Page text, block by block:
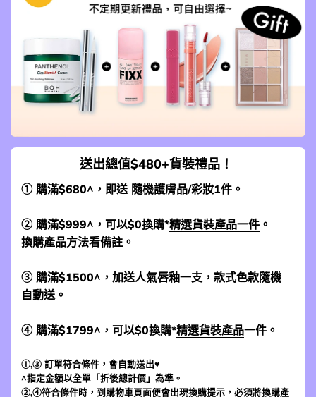
送出總值$480+貨裝禮品！
① 購滿$680^，即送 隨機護膚品/彩妝1件。
② 購滿$999^，可以$0換購*精選貨裝產品一件 。
換購產品方法看備註。
③ 購滿$1500^，加送人氣唇釉一支，款式色款隨機
自動送。
④ 購滿$1799^，可以$0換購*精選貨裝產品一件。
①,③ 訂單符合條件，會自動送出♥
^指定金額以全單「折後總計價」為準。
②,④符合條件時，到 購物車頁面便會出現換購提示，必須將換購產